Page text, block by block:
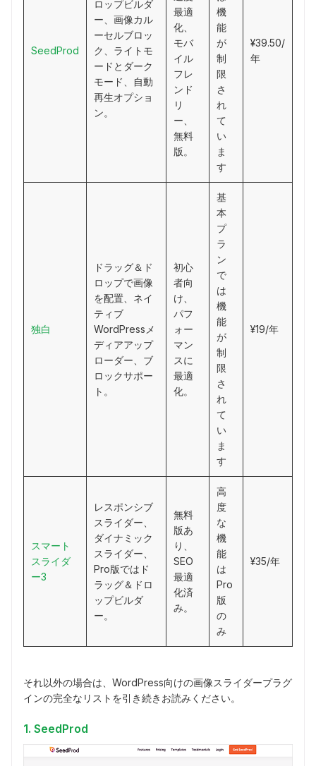
SeedProd
ロップビルダ
ー、画像カル
ーセルブロッ
ク、ライトモ
ードとダーク
モード、自動
再生オプショ
ン。
最適
化、
モバ
イル
フレ
ンド
リ
ー、
無料
版。
機
能
が
制
限
さ
れ
て
い
ま
す
¥39.50/
年
独白
ドラッグ＆ド
ロップで画像
を配置、ネイ
ティブ
WordPressメ
ディアアップ
ローダー、ブ
ロックサポー
ト。
初心
者向
け、
パフ
ォー
マン
スに
最適
化。
基
本
プ
ラ
ン
で
は
機
能
が
制
限
さ
れ
て
い
ま
す
¥19/年
スマート
スライダ
ー3
レスポンシブ
スライダー、
ダイナミック
スライダー、
Pro版ではド
ラッグ＆ドロ
ップビルダ
ー。
無料
版あ
り、
SEO
最適
化済
み。
高
度
な
機
能
は
Pro
版
の
み
¥35/年
それ以外の場合は、WordPress向けの画像スライダープラグ
インの完全なリストを引き続きお読みください。
1. SeedProd